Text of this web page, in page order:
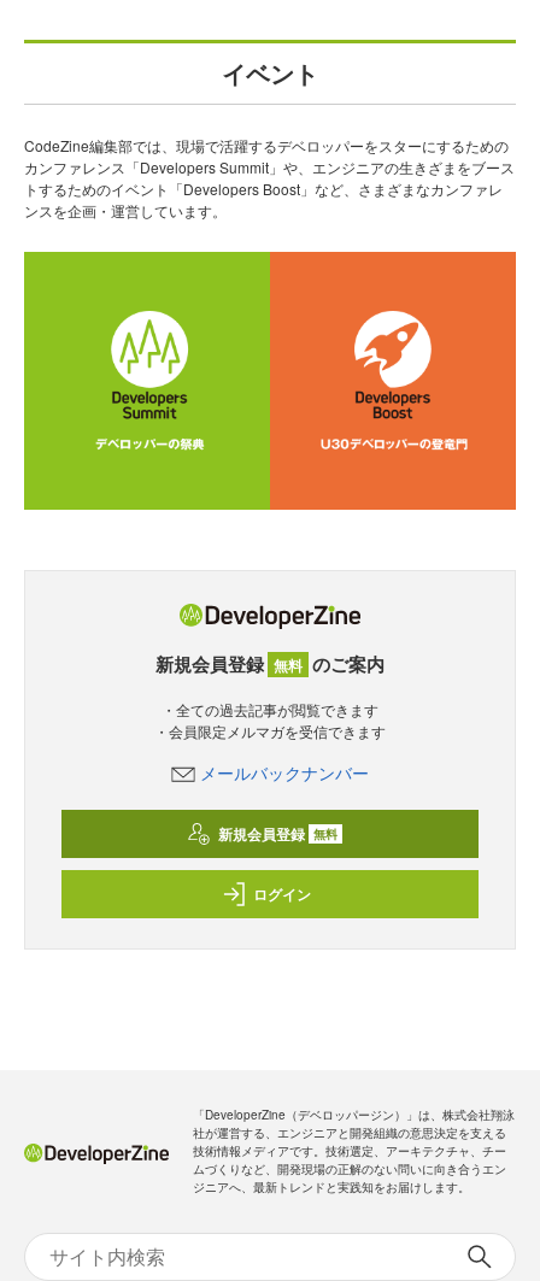
イベント
CodeZine編集部では、現場で活躍するデベロッパーをスターにするための
カンファレンス「Developers Summit」や、エンジニアの生きざまをブース
トするためのイベント「Developers Boost」など、さまざまなカンファレ
ンスを企画・運営しています。
新規会員登録 無料 のご案内
・全ての過去記事が閲覧できます
・会員限定メルマガを受信できます
メールバックナンバー
新規会員登録 無料
ログイン
「DeveloperZine（デベロッパージン）」は、株式会社翔泳
社が運営する、エンジニアと開発組織の意思決定を支える
技術情報メディアです。技術選定、アーキテクチャ、チー
ムづくりなど、開発現場の正解のない問いに向き合うエン
ジニアへ、最新トレンドと実践知をお届けします。